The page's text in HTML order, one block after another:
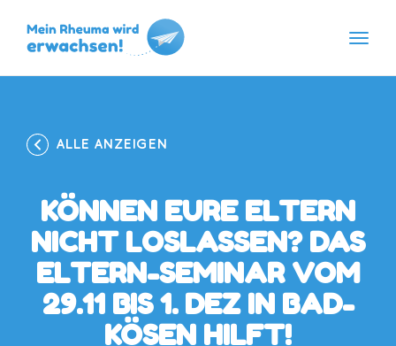
Skip
ALLE ANZEIGEN
KÖNNEN EURE ELTERN
NICHT LOSLASSEN? DAS
ELTERN-SEMINAR VOM
29.11 BIS 1. DEZ IN BAD-
KÖSEN HILFT!